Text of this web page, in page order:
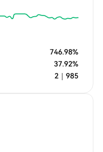
746.98%
37.92%
2 985